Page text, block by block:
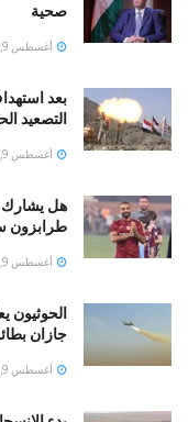
صحية
أغسطس 9, 2026
بعد
التصعيد
أغسطس 9, 2026
هل يشارك
طرابزون
أغسطس 9, 2026
الحوثيون
جازان
أغسطس 9, 2026